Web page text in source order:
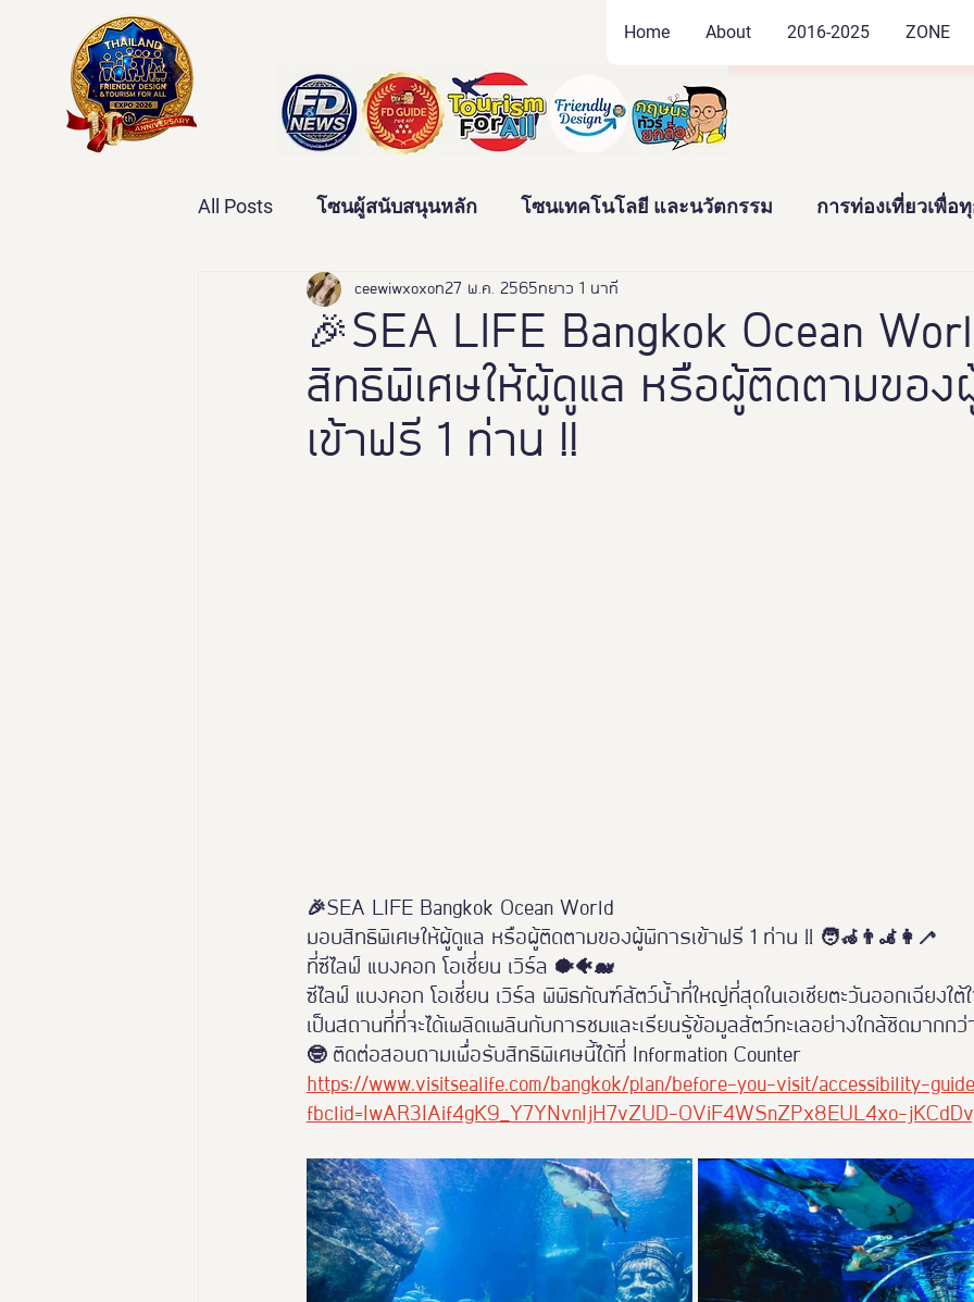
Home About 2016-2025 ZONE
All Posts โซนผู้สนับสนุนหลัก โซนเทคโนโลยี และนวัตกรรม การท่องเที่ยวเพื่อ
เทคโนโลยีเพื่อสุขภาพ วัฒนธรรม และสินค้าชุมชน
บ้านและคุณภาพชีวิต ข่าว News Thailand Friendly Design Expo2022
🎉SEA LIFE Bangkok Ocean
สิทธิพิเศษให้ผู้ดูแล หรือผู้ติดตามของ
เข้าฟรี 1 ท่าน !!
ceewiwxoxo 27 พ.ค. 2565 ยาว 1 นาที
🎉SEA LIFE Bangkok Ocean World
มอบสิทธิพิเศษให้ผู้ดูแล หรือผู้ติดตามของผู้พิการเข้าฟรี 1 ท่าน !! 🧑‍🦽👨‍🦼👩‍🦯
ที่ซีไลฟ์ แบงคอก โอเชี่ยน เวิร์ล 🐡🐠🐋
ซีไลฟ์ แบงคอก โอเชี่ยน เวิร์ล พิพิธภัณฑ์สัตว์น้ำที่ใหญ่ที่สุดในเอเชียตะวันออกเฉียงใต้
เป็นสถานที่ที่จะได้เพลิดเพลินกับการชมและเรียนรู้ข้อมูลสัตว์ทะเลอย่างใกล้ชิดมากก
🤓 ติดต่อสอบถามเพื่อรับสิทธิพิเศษนี้ได้ที่ Information Counter
https://www.visitsealife.com/bangkok/plan/before-you-visit/accessibility-
fbclid=IwAR3IAif4gK9_Y7YNvnIjH7vZUD-OViF4WSnZPx8EUL4xo-